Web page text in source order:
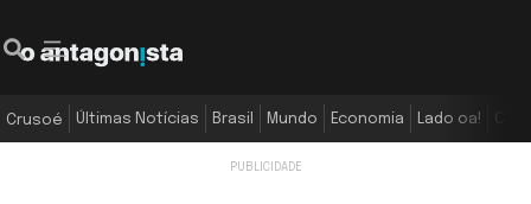
Crusoé Últimas Notícias Brasil Mundo Economia Lado oa!